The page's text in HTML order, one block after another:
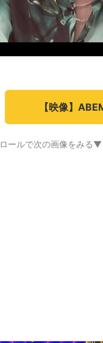
【映像】
ールで次の画像をみる▼